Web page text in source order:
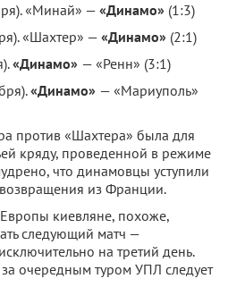
«Минай» —«Динамо» (1:3)
«Шахтер» — «Динамо» (2:1)
«Динамо» — «Ренн» (3:1)
«Динамо» — «Мариуполь»
против «Шахтера» была для
кряду, проведенной в режиме
что динамовцы уступили
из Франции.
киевляне, похоже,
следующий матч —
на третий день.
очередным туром УПЛ следует